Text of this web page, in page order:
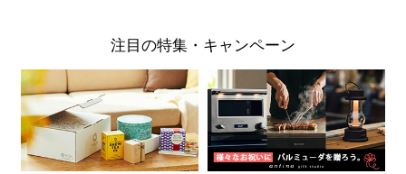
注目の特集・キャンペーン